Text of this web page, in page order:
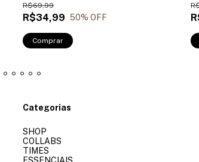
R$34,99
R$69,99
50% OFF
Comprar
Categorias
SHOP
COLLABS
TIMES